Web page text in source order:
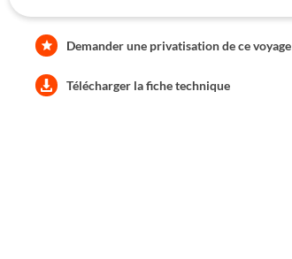
Demander une privatisation de ce voyage
Télécharger la fiche technique